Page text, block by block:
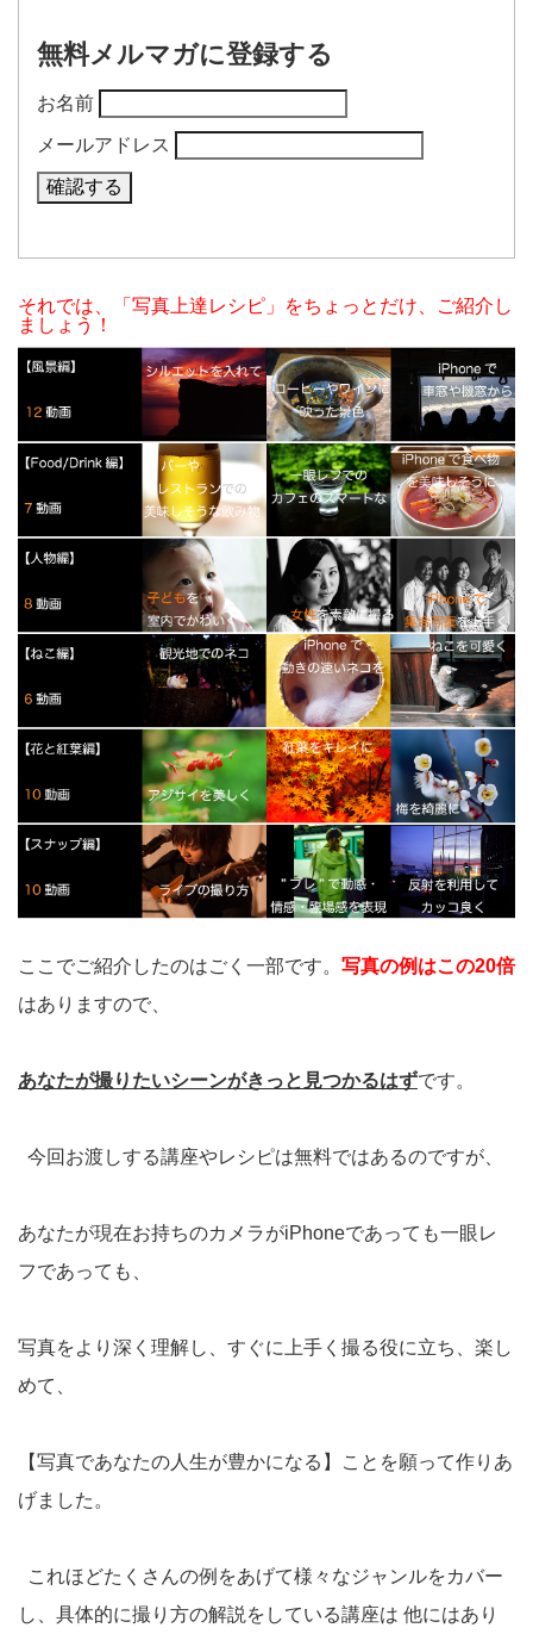
無料メルマガに登録する
お名前
メールアドレス
それでは、「写真上達レシピ」をちょっとだけ、ご紹介し
ましょう！
ここでご紹介したのはごく一部です。 写真の例はこの20倍
はありますので、
あなたが撮りたいシーンがきっと見つかるはずです。
今回お渡しする講座やレシピは無料ではあるのですが、
あなたが現在お持ちのカメラがiPhoneであっても一眼レ
フであっても、
写真をより深く理解し、すぐに上手く撮る役に立ち、楽し
めて、
【写真であなたの人生が豊かになる】ことを願って作りあ
げました。
これほどたくさんの例をあげて様々なジャンルをカバー
し、具体的に撮り方の解説をしている講座は 他にはあり